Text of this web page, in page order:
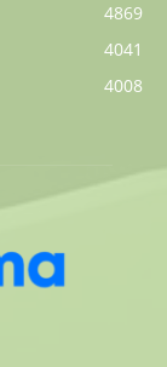
4869
4041
4008